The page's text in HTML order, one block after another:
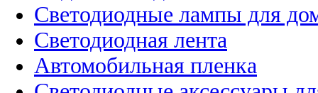
Светодиодные лампы для
Светодиодная лента
Автомобильная пленка